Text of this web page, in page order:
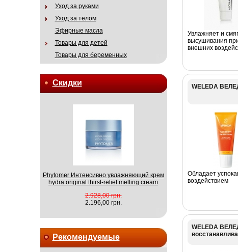
Уход за руками
Уход за телом
Эфирные масла
Товары для детей
Товары для беременных
Скидки
Phytomer Интенсивно увлажняющий крем
hydra original thirst-relief melting cream
2.928,00 грн.
2.196,00 грн.
Рекомендуемые
Увлажняет и
высушивания
внешних
WELEDA
Обладает
воздействием
WELEDA